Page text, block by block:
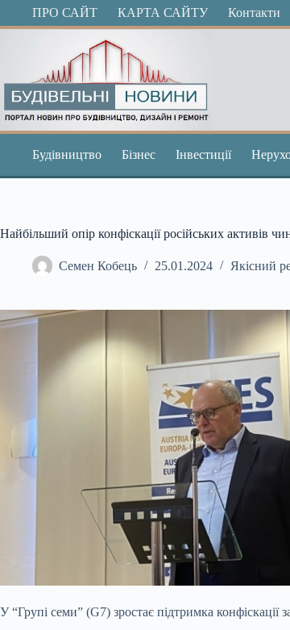
ПерейтиПРО САЙТ КАРТА САЙТУ Контакти
Будівництво Бізнес Інвестиції
Найбільший опір конфіскації російських активів
Семен Кобець 25.01.2024 Якісний
У “Групі семи” (G7) зростає підтримка конфіскації